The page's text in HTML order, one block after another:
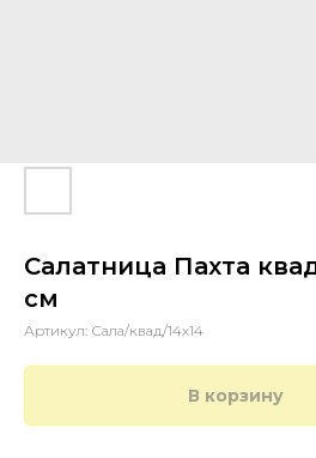
Салатница Пахта
см
Артикул: Сала/квад/14х14
В корзину